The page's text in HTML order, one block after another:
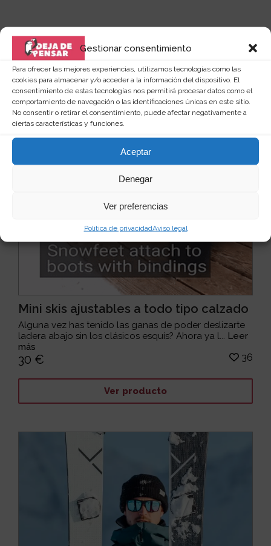
Gestionar consentimiento
Para ofrecer las mejores experiencias, utilizamos tecnologías como las
cookies para almacenar y/o acceder a la información del dispositivo. El
consentimiento de estas tecnologías nos permitirá procesar datos como el
comportamiento de navegación o las identificaciones únicas en este sitio.
No consentir o retirar el consentimiento, puede afectar negativamente a
ciertas características y funciones.
Aceptar
Denegar
Ver preferencias
Política de privacidadAviso legal
Quizás te puede interesar...
Mini skis ajustables a todo tipo calzado
Alguna vez has tenido las ganas de poder deslizarte
ladera abajo sin los clásicos esquís? Ahora ya l... Leer
más
30 € 36
Ver producto